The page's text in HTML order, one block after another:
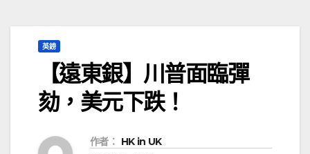
英鎊
【遠東銀】川普面臨彈
劾，美元下跌！
作者： HK in UK